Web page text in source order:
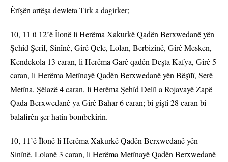
Êrîşên artêşa dewleta Tirk a dagirker;
10, 11 û 12’ê Îlonê li Herêma Xakurkê Qadên Berxwedanê yên
Şehîd Şerîf, Sinînê, Girê Qele, Lolan, Berbizinê, Girê Mesken,
Kendekola 13 caran, li Herêma Garê qadên Deşta Kafya, Girê 5
caran, li Herêma Metînayê Qadên Berxwedanê yên Bêşîlî, Serê
Metîna, Şêlazê 4 caran, li Herêma Şehîd Delîl a Rojavayê Zapê
Qada Berxwedanê ya Girê Bahar 6 caran; bi giştî 28 caran bi
balafirên şer hatin bombekirin.
10, 11’ê Îlonê li Herêma Xakurkê Qadên Berxwedanê yên
Sinînê, Lolanê 3 caran, li Herêma Metînayê Qadên Berxwedanê